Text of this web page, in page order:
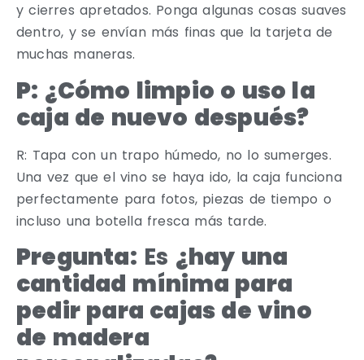
y cierres apretados. Ponga algunas cosas suaves
dentro, y se envían más finas que la tarjeta de
muchas maneras.
P: ¿Cómo limpio o uso la
caja de nuevo después?
R: Tapa con un trapo húmedo, no lo sumerges.
Una vez que el vino se haya ido, la caja funciona
perfectamente para fotos, piezas de tiempo o
incluso una botella fresca más tarde.
Pregunta: Es ¿hay una
cantidad mínima para
pedir para cajas de vino
de madera